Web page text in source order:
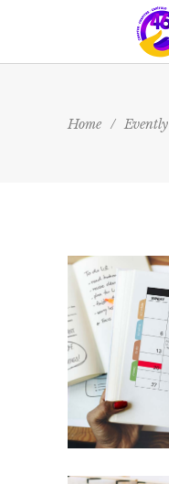
Home / Evently